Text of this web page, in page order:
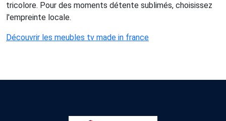
tricolore. Pour des moments détente sublimés, choisissez
l'empreinte locale.
Découvrir les meubles tv made in france